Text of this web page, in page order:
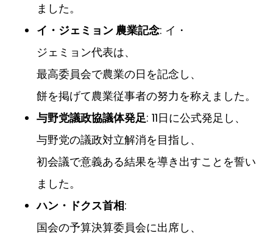
ました。
イ・ジェミョン 農業記念: イ・
ジェミョン代表は、
最高委員会で農業の日を記念し、
餅を掲げて農業従事者の努力を称えました。
与野党議政協議体発足: 11日に公式発足し、
与野党の議政対立解消を目指し、
初会議で意義ある結果を導き出すことを誓い
ました。
ハン・ドクス首相:
国会の予算決算委員会に出席し、